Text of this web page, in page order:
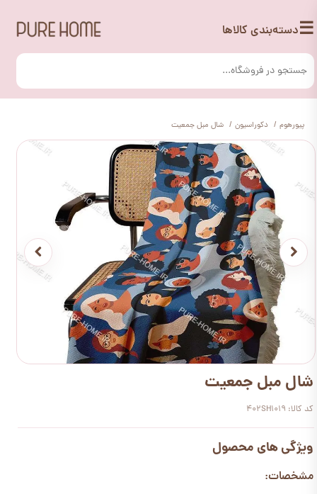
☰دسته‌بندی کالاها
پیورهوم دکوراسیون شال مبل جمعیت
شال مبل جمعیت
کد کالا: 402SH1019
ویژگی های محصول
مشخصات: